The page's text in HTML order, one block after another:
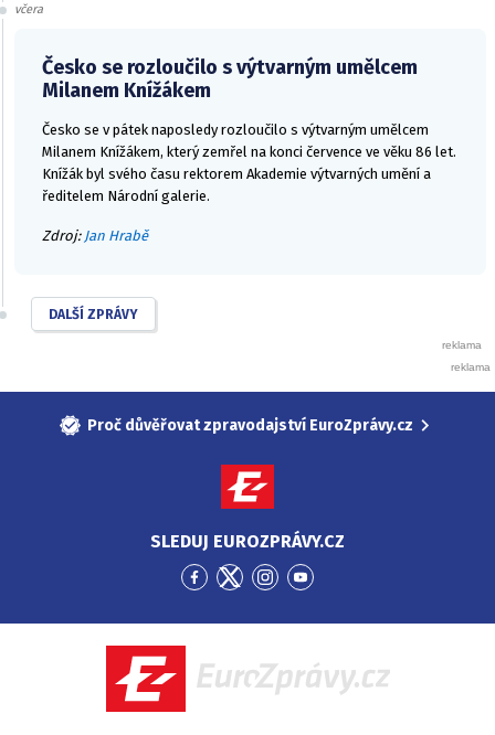
včera
Česko se rozloučilo s výtvarným umělcem
Milanem Knížákem
Česko se v pátek naposledy rozloučilo s výtvarným umělcem
Milanem Knížákem, který zemřel na konci července ve věku 86 let.
Knížák byl svého času rektorem Akademie výtvarných umění a
ředitelem Národní galerie.
Zdroj: Jan Hrabě
DALŠÍ ZPRÁVY
Proč důvěřovat zpravodajství EuroZprávy.cz
SLEDUJ EUROZPRÁVY.CZ
Přejít
Facebook
Přejít
Twitter
Přejít
Instagram
Přejít
YouTube
EuroZprávy.cz